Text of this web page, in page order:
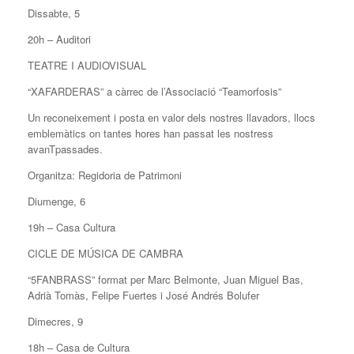
Dissabte, 5
20h – Auditori
TEATRE I AUDIOVISUAL
“XAFARDERAS” a càrrec de l’Associació “Teamorfosis”
Un reconeixement i posta en valor dels nostres llavadors, llocs
emblemàtics on tantes hores han passat les nostress
avanTpassades.
Organitza: Regidoria de Patrimoni
Diumenge, 6
19h – Casa Cultura
CICLE DE MÚSICA DE CAMBRA
“5FANBRASS” format per Marc Belmonte, Juan Miguel Bas,
Adrià Tomàs, Felipe Fuertes i José Andrés Bolufer
Dimecres, 9
18h – Casa de Cultura